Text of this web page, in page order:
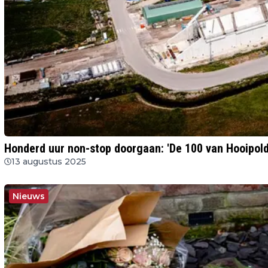
Honderd uur non-stop doorgaan: 'De 100 van
13 augustus 2025
Nieuws